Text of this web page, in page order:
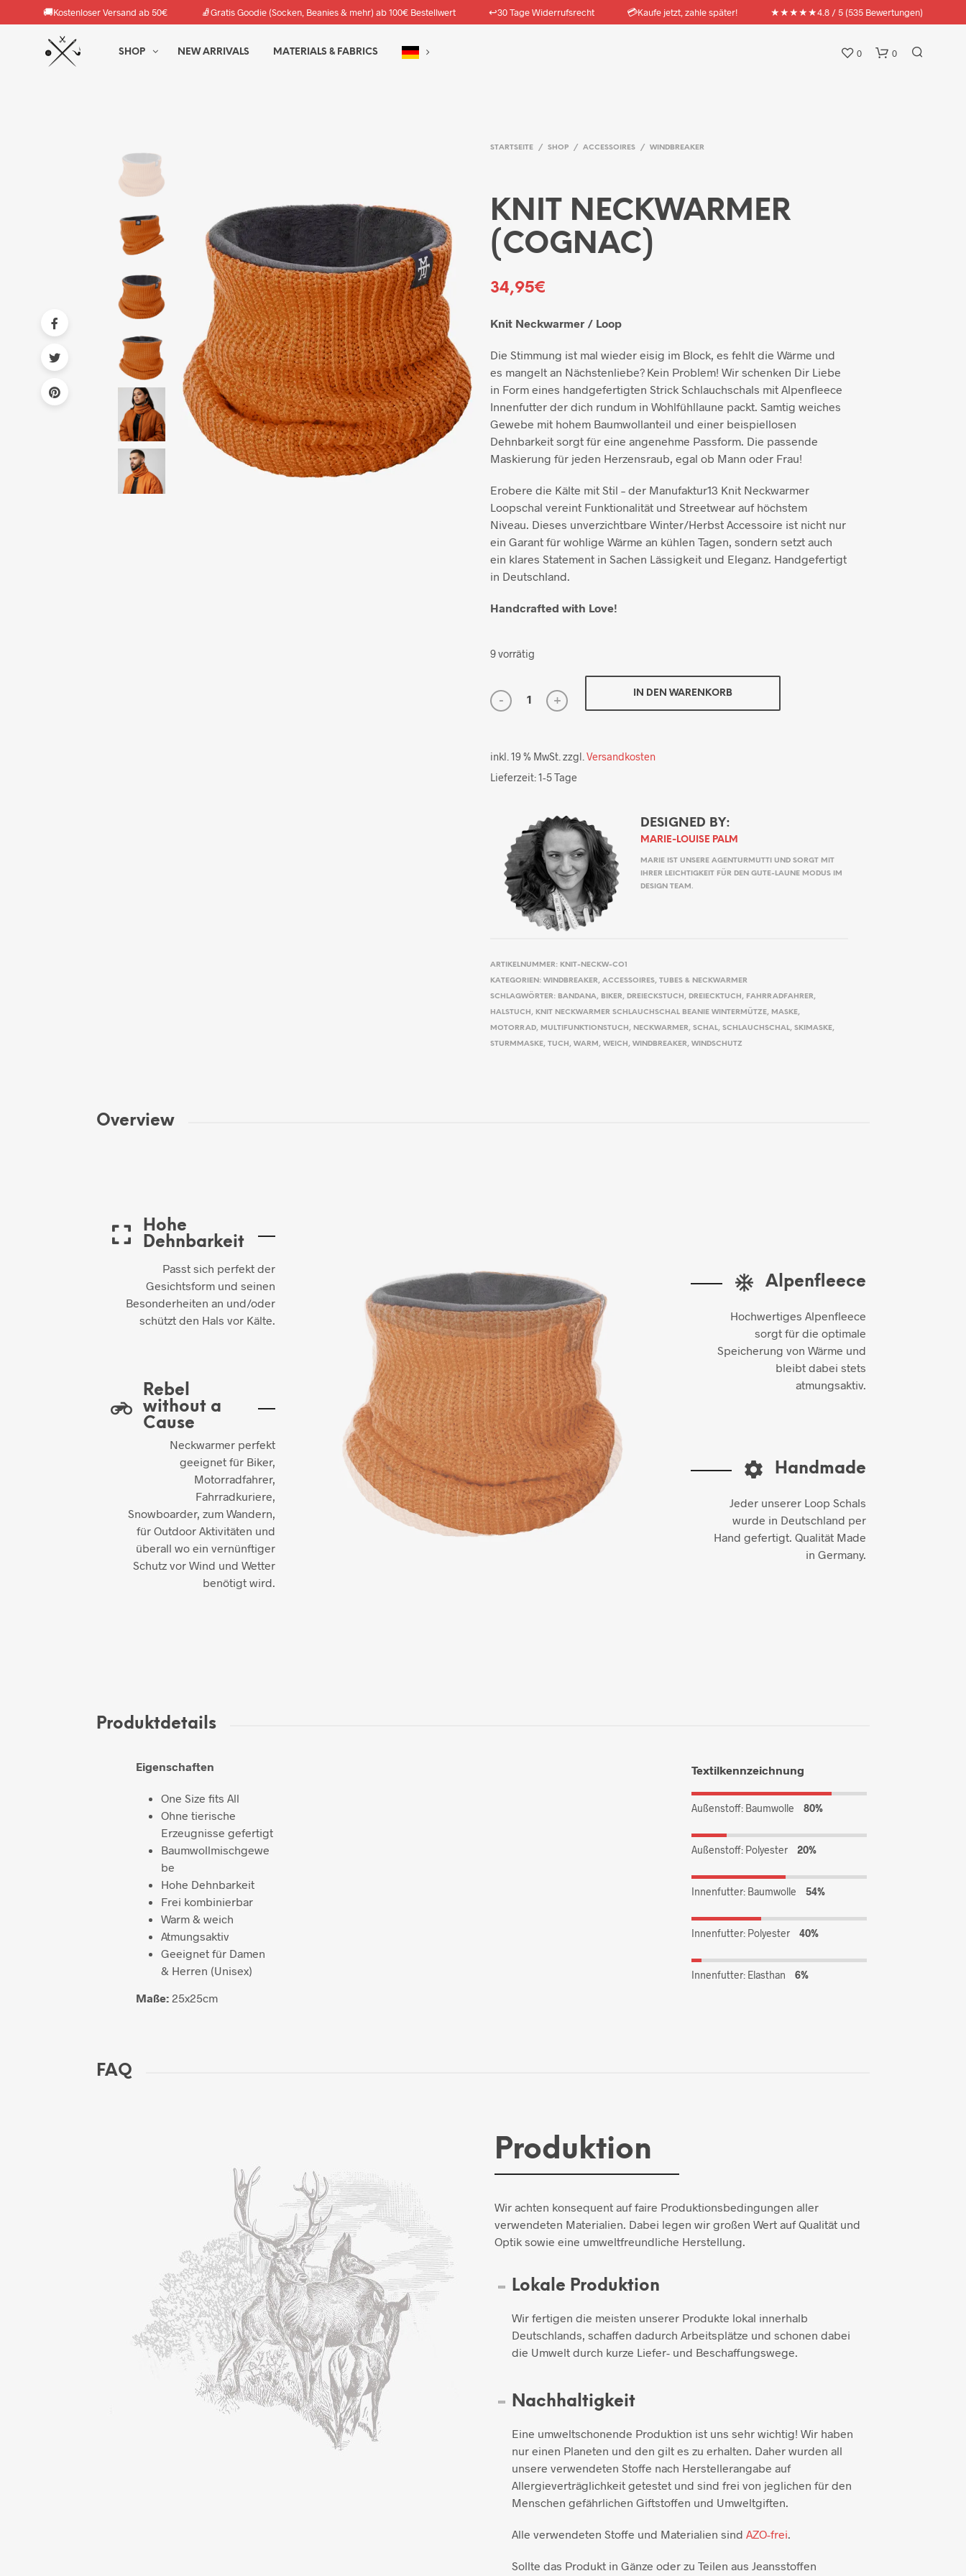
🚚Kostenloser Versand ab 50€ 🧦Gratis Goodie (Socken, Beanies & mehr) ab 100€ Bestellwert ↩️30 Tage Widerrufsrecht 💳Kaufe jetzt, zahle später! ★★★★★4.8 / 5 (535 Bewertungen)
0 0
SHOP NEW ARRIVALS MATERIALS & FABRICS
STARTSEITE / SHOP / ACCESSOIRES / WINDBREAKER
KNIT NECKWARMER
(COGNAC)
34,95€
Knit Neckwarmer / Loop
Die Stimmung ist mal wieder eisig im Block, es fehlt die Wärme und
es mangelt an Nächstenliebe? Kein Problem! Wir schenken Dir Liebe
in Form eines handgefertigten Strick Schlauchschals mit Alpenfleece
Innenfutter der dich rundum in Wohlfühllaune packt. Samtig weiches
Gewebe mit hohem Baumwollanteil und einer beispiellosen
Dehnbarkeit sorgt für eine angenehme Passform. Die passende
Maskierung für jeden Herzensraub, egal ob Mann oder Frau!
Erobere die Kälte mit Stil – der Manufaktur13 Knit Neckwarmer
Loopschal vereint Funktionalität und Streetwear auf höchstem
Niveau. Dieses unverzichtbare Winter/Herbst Accessoire ist nicht nur
ein Garant für wohlige Wärme an kühlen Tagen, sondern setzt auch
ein klares Statement in Sachen Lässigkeit und Eleganz. Handgefertigt
in Deutschland.
Handcrafted with Love!
9 vorrätig
IN DEN WARENKORB
inkl. 19 % MwSt. zzgl. Versandkosten
Lieferzeit:1-5 Tage
DESIGNED BY:
MARIE-LOUISE PALM
MARIE IST UNSERE AGENTURMUTTI UND SORGT MIT
IHRER LEICHTIGKEIT FÜR DEN GUTE-LAUNE MODUS IM
DESIGN TEAM.
ARTIKELNUMMER: KNIT-NECKW-CO1
KATEGORIEN: WINDBREAKER, ACCESSOIRES, TUBES & NECKWARMER
SCHLAGWÖRTER: BANDANA, BIKER, DREIECKSTUCH , DREIECKTUCH , FAHRRADFAHRER,
HALSTUCH , KNIT NECKWARMER SCHLAUCHSCHAL BEANIE WINTERMÜTZE, MASKE,
MOTORRAD, MULTIFUNKTIONSTUCH , NECKWARMER, SCHAL, SCHLAUCHSCHAL, SKIMASKE,
STURMMASKE, TUCH , WARM , WEICH , WINDBREAKER, WINDSCHUTZ
Overview
Hohe
Dehnbarkeit
Passt sich perfekt der
Gesichtsform und seinen
Besonderheiten an und/oder
schützt den Hals vor Kälte.
Rebel
without a
Cause
Neckwarmer perfekt
geeignet für Biker,
Motorradfahrer,
Fahrradkuriere,
Snowboarder, zum Wandern,
für Outdoor Aktivitäten und
überall wo ein vernünftiger
Schutz vor Wind und Wetter
benötigt wird.
Alpenfleece
Hochwertiges Alpenfleece
sorgt für die optimale
Speicherung von Wärme und
bleibt dabei stets
atmungsaktiv.
Handmade
Jeder unserer Loop Schals
wurde in Deutschland per
Hand gefertigt. Qualität Made
in Germany.
Produktdetails
Eigenschaften
One Size fits All
Ohne tierische
Erzeugnisse gefertigt
Baumwollmischgewe
be
Hohe Dehnbarkeit
Frei kombinierbar
Warm & weich
Atmungsaktiv
Geeignet für Damen
& Herren (Unisex)
Maße: 25x25cm
Textilkennzeichnung
Außenstoff: Baumwolle 80%
Außenstoff: Polyester 20%
Innenfutter: Baumwolle 54%
Innenfutter: Polyester 40%
Innenfutter: Elasthan 6%
FAQ
Produktion
Wir achten konsequent auf faire Produktionsbedingungen aller
verwendeten Materialien. Dabei legen wir großen Wert auf Qualität und
Optik sowie eine umweltfreundliche Herstellung.
Lokale Produktion
Wir fertigen die meisten unserer Produkte lokal innerhalb
Deutschlands, schaffen dadurch Arbeitsplätze und schonen dabei
die Umwelt durch kurze Liefer- und Beschaffungswege.
Nachhaltigkeit
Eine umweltschonende Produktion ist uns sehr wichtig! Wir haben
nur einen Planeten und den gilt es zu erhalten. Daher wurden all
unsere verwendeten Stoffe nach Herstellerangabe auf
Allergieverträglichkeit getestet und sind frei von jeglichen für den
Menschen gefährlichen Giftstoffen und Umweltgiften.
Alle verwendeten Stoffe und Materialien sindAZO-frei.
Sollte das Produkt in Gänze oder zu Teilen aus Jeansstoffen